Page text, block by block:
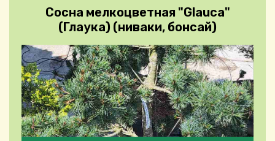
Сосна мелкоцветная "Glauca"
(Глаука) (ниваки, бонсай)